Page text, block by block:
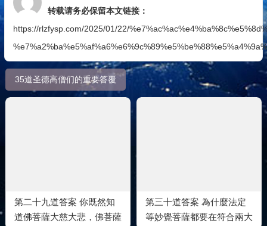
转载请务必保留本文链接：
https://rlzfysp.com/2025/01/22/
35道圣德高僧们的重要答覆
第二十九道答案 你既然知
道佛菩薩大慈大悲，佛菩薩
第三十道答案 為什麼法定
等妙覺菩薩都要在符合兩大